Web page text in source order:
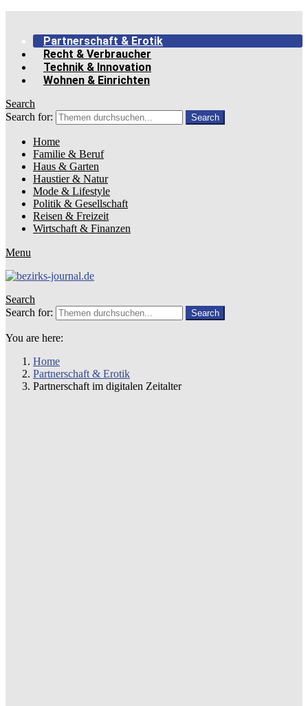
Partnerschaft & Erotik
Recht & Verbraucher
Technik & Innovation
Wohnen & Einrichten
Search
Search for:
Search
Home
Familie & Beruf
Haus & Garten
Haustier & Natur
Mode & Lifestyle
Politik & Gesellschaft
Reisen & Freizeit
Wirtschaft & Finanzen
Menu
Search
Search for:
Search
You are here:
Home
Partnerschaft & Erotik
Partnerschaft im digitalen Zeitalter